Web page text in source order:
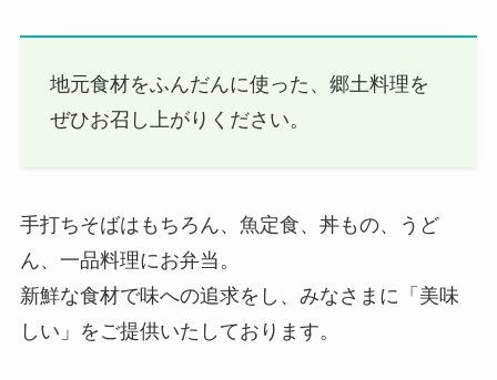
地元食材をふんだんに使った、郷土料理を
ぜひお召し上がりください。
手打ちそばはもちろん、魚定食、丼もの、うど
ん、一品料理にお弁当。
新鮮な食材で味への追求をし、みなさまに「美味
しい」をご提供いたしております。